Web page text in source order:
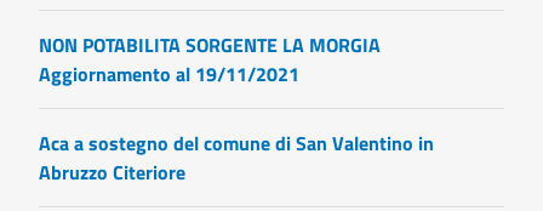
NON POTABILITA SORGENTE LA MORGIA
Aggiornamento al 19/11/2021
Aca a sostegno del comune di San Valentino in
Abruzzo Citeriore